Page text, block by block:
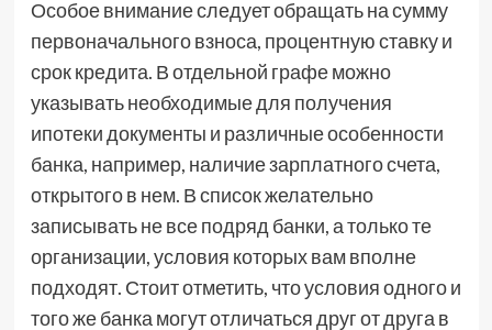
Особое внимание следует обращать на сумму
первоначального взноса, процентную ставку и
срок кредита. В отдельной графе можно
указывать необходимые для получения
ипотеки документы и различные особенности
банка, например, наличие зарплатного счета,
открытого в нем. В список желательно
записывать не все подряд банки, а только те
организации, условия которых вам вполне
подходят. Стоит отметить, что условия одного и
того же банка могут отличаться друг от друга в